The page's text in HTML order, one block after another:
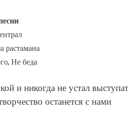
растамана
Не беда
и никогда не устал
останется с нами